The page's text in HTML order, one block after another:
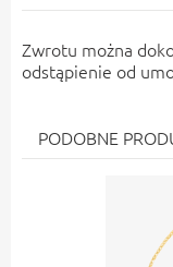
Zwrotu można
odstąpienie od
PODOBNE